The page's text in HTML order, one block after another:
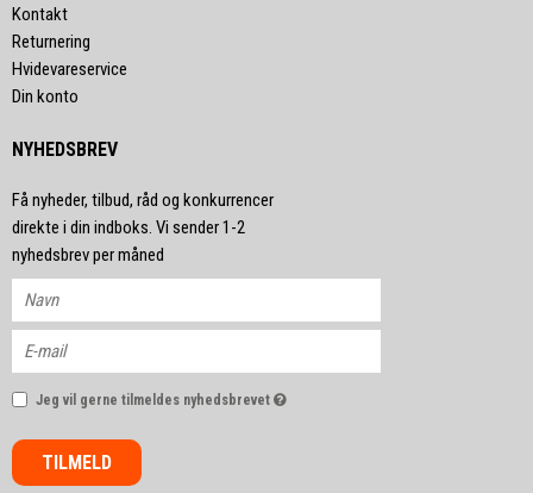
Kontakt
Returnering
Hvidevareservice
Din konto
NYHEDSBREV
Få nyheder, tilbud, råd og konkurrencer
direkte i din indboks. Vi sender 1-2
nyhedsbrev per måned
Jeg vil gerne tilmeldes nyhedsbrevet
TILMELD